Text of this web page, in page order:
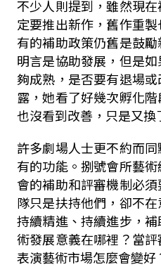
不少人則提到，雖然現
定要推出新作，舊作重
有的補助政策仍舊是鼓
明言是協助發展，但是
夠成熟，是否要有退場
露，她看了好幾次孵化
也沒看到改善，只是又換
許多劇場人士更不約而
有的功能。捌號會所藝
會的補助和評審機制必
隊只是扶持他們，卻不
持續精進、持續進步，
術發展意義在哪裡？當
表演藝術市場怎麼會變好